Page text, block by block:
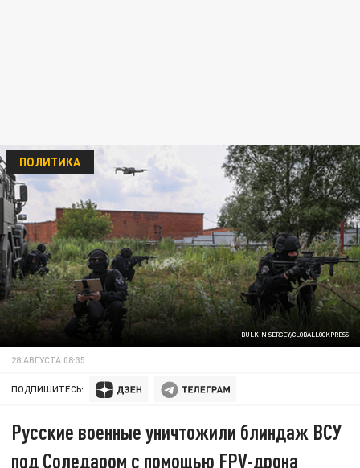
BULKIN SERGEY/GLOBALLOOKPRESS
ПОЛИТИКА
28 АВГУСТА 08:35
ПОДПИШИТЕСЬ:
Русские военные уничтожили блиндаж ВСУ
под Соледаром с помощью FPV-дрона